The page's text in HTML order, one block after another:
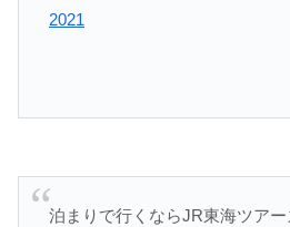
2021
泊まりで行くならJR東海ツア